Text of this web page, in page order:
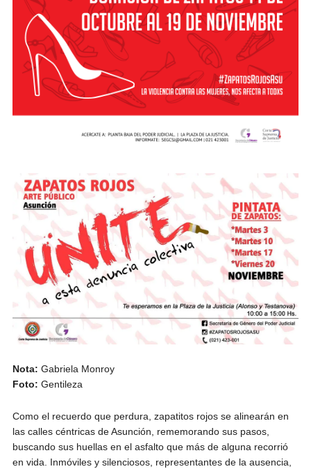
Nota: Gabriela Monroy
Foto: Gentileza
Como el recuerdo que perdura, zapatitos rojos se alinearán en
las calles céntricas de Asunción, rememorando sus pasos,
buscando sus huellas en el asfalto que más de alguna recorrió
en vida. Inmóviles y silenciosos, representantes de la ausencia,